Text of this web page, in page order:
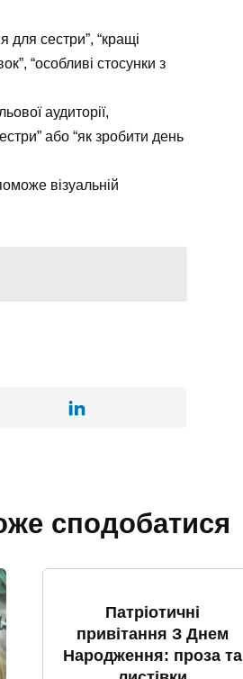
для сестри”, “кращі
“особливі стосунки з
аудиторії,
або “як зробити день
візуальній
сподобатися
Патріотичні
привітання З Днем
Народження: проза та